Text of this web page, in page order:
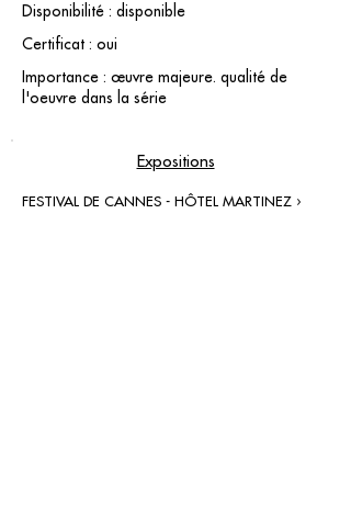
Disponibilité : disponible
Certificat : oui
Importance : œuvre majeure. qualité de
l'oeuvre dans la série
Expositions
FESTIVAL DE CANNES - HÔTEL MARTINEZ ›